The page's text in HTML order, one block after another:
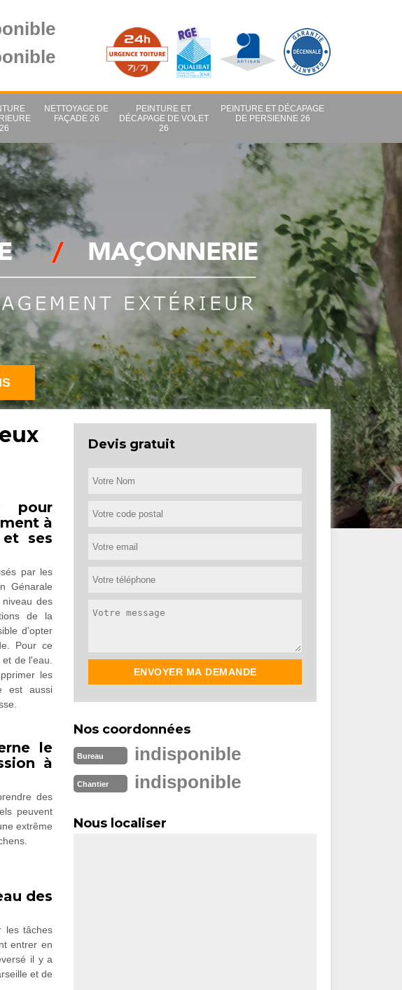
26
NETTOYAGE DE
FAÇADE 26
PEINTURE ET
DÉCAPAGE DE VOLET
26
PEINTURE ET DÉCAPAGE
DE PERSIENNE 26
pour
à
et ses
par les
Génarale
des
de la
d'opter
Pour ce
de l'eau.
les
est aussi
le
à
des
peuvent
extrême
des
les tâches
entrer en
il y a
et de
Devis gratuit
Nos coordonnées
Bureau indisponible
Chantier indisponible
Nous localiser